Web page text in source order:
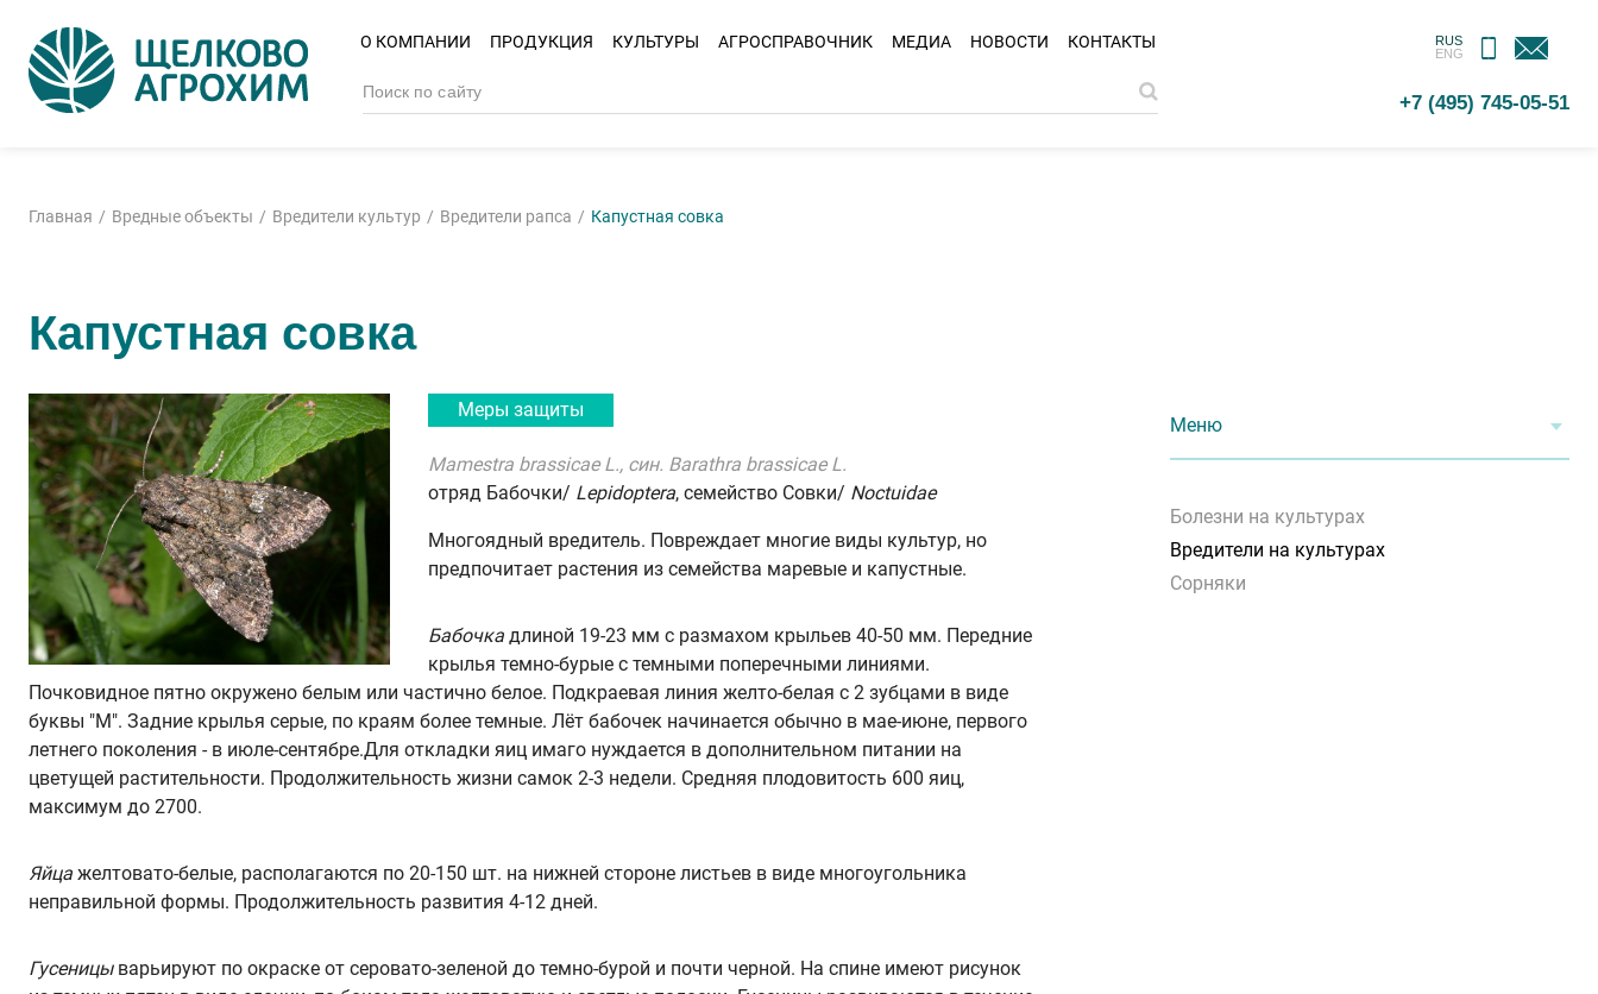
О КОМПАНИИ ПРОДУКЦИЯ КУЛЬТУРЫ АГРОСПРАВОЧНИК МЕДИА НОВОСТИ КОНТАКТЫ
RUS
ENG
МОБИЛЬНОЕ
ПРИЛОЖЕНИЕ
ОБРАТНАЯ
СВЯЗЬ
+7 (495) 745-05-51
Главная Вредные объекты Вредители культур Вредители рапса Капустная совка
Капустная совка
Меры защиты
Mamestra brassicae L., син. Barathra brassicae L.
отряд Бабочки/ Lepidoptera, семейство Совки/ Noctuidae
Многоядный вредитель. Повреждает многие виды культур, но
предпочитает растения из семейства маревые и капустные.
Бабочка длиной 19-23 мм с размахом крыльев 40-50 мм. Передние
крылья темно-бурые с темными поперечными линиями.
Почковидное пятно окружено белым или частично белое. Подкраевая линия желто-белая с 2 зубцами в виде
буквы "М". Задние крылья серые, по краям более темные. Лёт бабочек начинается обычно в мае-июне, первого
летнего поколения - в июле-сентябре.Для откладки яиц имаго нуждается в дополнительном питании на
цветущей растительности. Продолжительность жизни самок 2-3 недели. Средняя плодовитость 600 яиц,
максимум до 2700.
Яйца желтовато-белые, располагаются по 20-150 шт. на нижней стороне листьев в виде многоугольника
неправильной формы. Продолжительность развития 4-12 дней.
Гусеницыварьируют по окраске от серовато-зеленой до темно-бурой и почти черной. На спине имеют рисунок
Меню
Болезни на культурах
Вредители на культурах
Сорняки